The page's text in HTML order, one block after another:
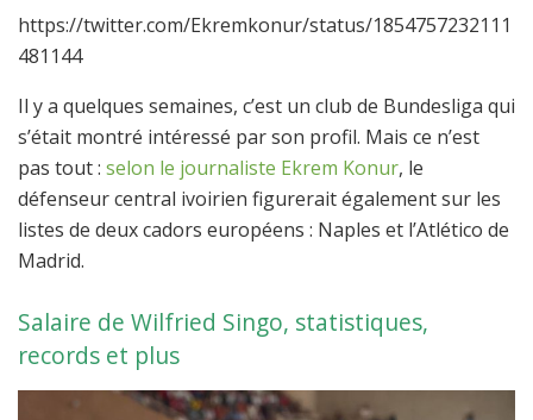
https://twitter.com/Ekremkonur/status/1854757232111
481144
Il y a quelques semaines, c’est un club de Bundesliga qui
s’était montré intéressé par son profil. Mais ce n’est
pas tout : selon le journaliste Ekrem Konur, le
défenseur central ivoirien figurerait également sur les
listes de deux cadors européens : Naples et l’Atlético de
Madrid.
Salaire de Wilfried Singo, statistiques,
records et plus